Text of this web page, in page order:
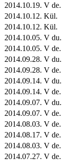
2014.10.19. V de.
2014.10.12. Kül.
2014.10.12. Kül.
2014.10.05. V du.
2014.10.05. V de.
2014.09.28. V du.
2014.09.28. V de.
2014.09.14. V du.
2014.09.14. V de.
2014.09.07. V du.
2014.09.07. V de.
2014.08.03. V de.
2014.08.17. V de.
2014.08.03. V de.
2014.07.27. V de.